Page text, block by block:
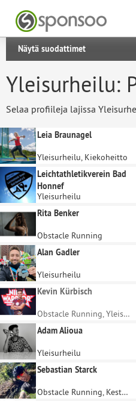
Näytä suodattimet
Yleisurheilu:
Selaa profiileja lajissa
Leia Braunagel
Yleisurheilu, Kiekoheitto
Leichtathletikverein Bad
Honnef
Yleisurheilu
Rita Benker
Obstacle Running
Alan Gadler
Yleisurheilu
Kevin Kürbisch
Obstacle Running, Yleisurheilu
Adam Alioua
Yleisurheilu
Sebastian Starck
Obstacle Running, Kestävyysjuoksu